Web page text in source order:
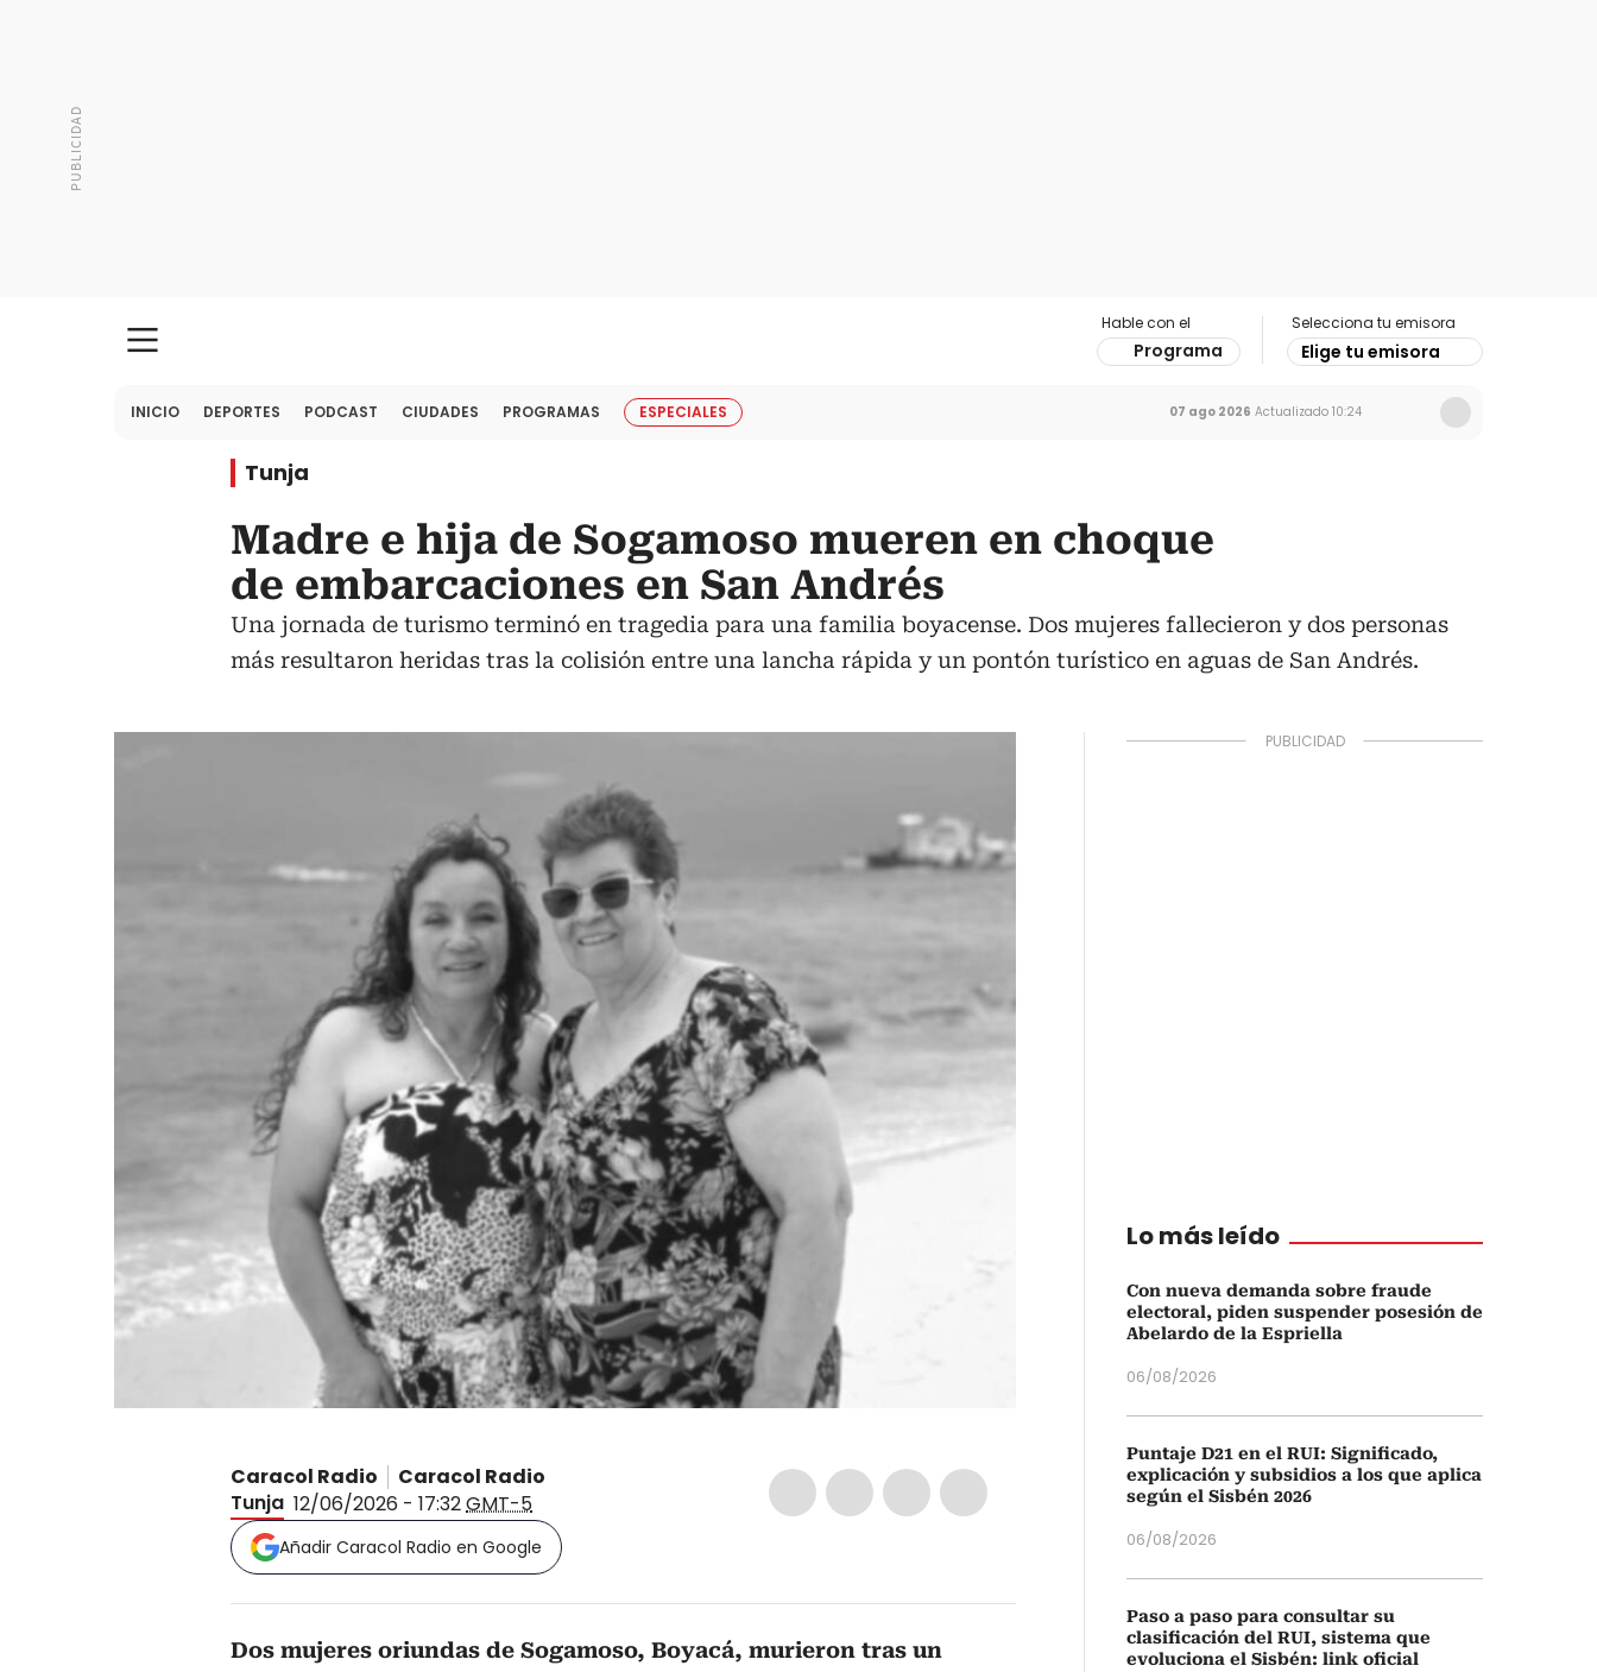
Hable con el
Programa
Selecciona tu emisora
Elige tu emisora
INICIO DEPORTES PODCAST CIUDADES PROGRAMAS ESPECIALES 07 ago 2026 Actualizado 10:24
Tunja
Madre e hija de Sogamoso mueren en choque
de embarcaciones en San Andrés
Una jornada de turismo terminó en tragedia para una familia boyacense. Dos mujeres fallecieron y dos personas
más resultaron heridas tras la colisión entre una lancha rápida y un pontón turístico en aguas de San Andrés.
Caracol Radio
Caracol Radio
Tunja 12/06/2026 - 17:32GMT-5
Añadir Caracol Radio en Google
Dos mujeres oriundas de Sogamoso, Boyacá, murieron tras un
Lo más leído
Con nueva demanda sobre fraude
electoral, piden suspender posesión de
Abelardo de la Espriella
06/08/2026
Puntaje D21 en el RUI: Significado,
explicación y subsidios a los que aplica
según el Sisbén 2026
06/08/2026
Paso a paso para consultar su
clasificación del RUI, sistema que
evoluciona el Sisbén: link oficial